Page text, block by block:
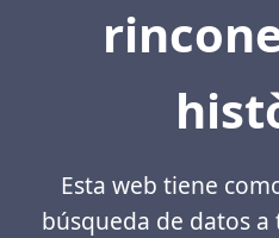
Esta web tiene
búsqueda de datos